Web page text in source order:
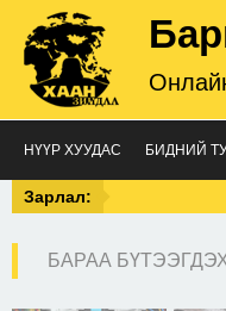
НҮҮР ХУУДАС БИДНИЙ
Зарлал:
БАРАА